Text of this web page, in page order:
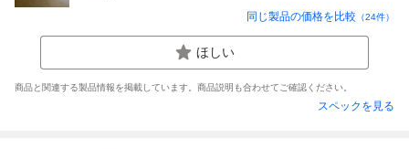
同じ製品の価格を比較 （24件）
ほしい
商品と関連する製品情報を掲載しています。商品説明も合わせてご確認ください。
スペックを見る